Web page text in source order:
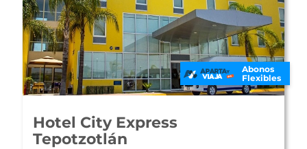
Abonos
Flexibles
Hotel City Express
Tepotzotlán